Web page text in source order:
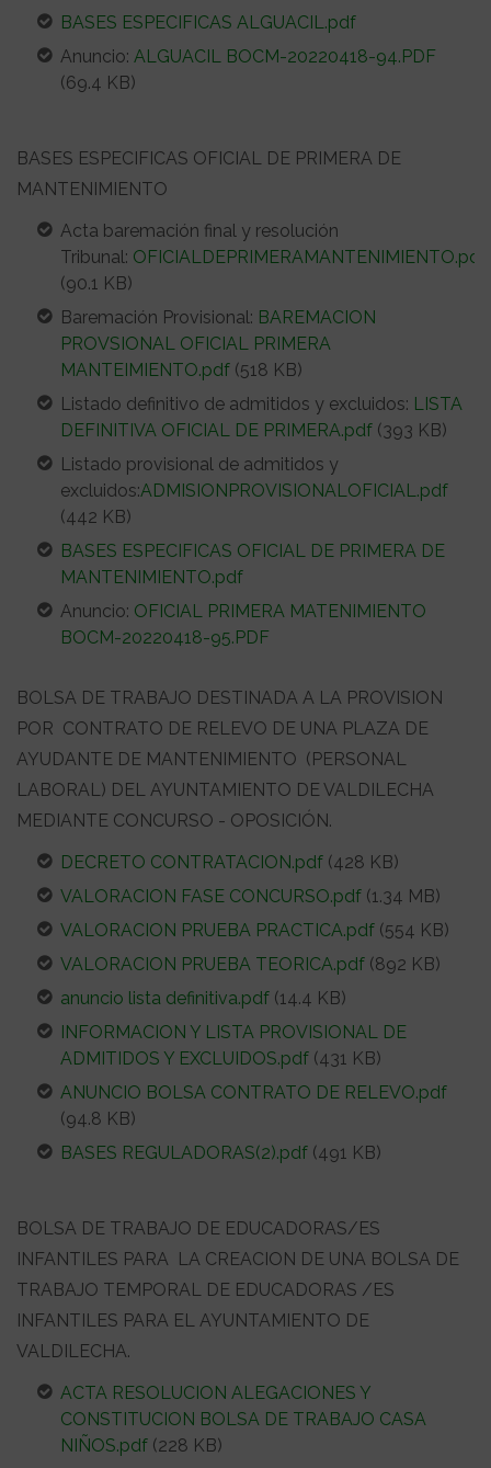
BASES ESPECIFICAS ALGUACIL.pdf
Anuncio: ALGUACIL BOCM-20220418-94.PDF
(69.4 KB)
BASES ESPECIFICAS OFICIAL DE PRIMERA DE
MANTENIMIENTO
Acta baremación final y resolución
Tribunal: OFICIALDEPRIMERAMANTENIMIENTO.pdf
(90.1 KB)
Baremación Provisional: BAREMACION
PROVSIONAL OFICIAL PRIMERA
MANTEIMIENTO.pdf (518 KB)
Listado definitivo de admitidos y excluidos: LISTA
DEFINITIVA OFICIAL DE PRIMERA.pdf (393 KB)
Listado provisional de admitidos y
excluidos:ADMISIONPROVISIONALOFICIAL.pdf
(442 KB)
BASES ESPECIFICAS OFICIAL DE PRIMERA DE
MANTENIMIENTO.pdf
Anuncio: OFICIAL PRIMERA MATENIMIENTO
BOCM-20220418-95.PDF
BOLSA DE TRABAJO DESTINADA A LA PROVISION
POR CONTRATO DE RELEVO DE UNA PLAZA DE
AYUDANTE DE MANTENIMIENTO (PERSONAL
LABORAL) DEL AYUNTAMIENTO DE VALDILECHA
MEDIANTE CONCURSO - OPOSICIÓN.
DECRETO CONTRATACION.pdf (428 KB)
VALORACION FASE CONCURSO.pdf (1.34 MB)
VALORACION PRUEBA PRACTICA.pdf (554 KB)
VALORACION PRUEBA TEORICA.pdf (892 KB)
anuncio lista definitiva.pdf (14.4 KB)
INFORMACION Y LISTA PROVISIONAL DE
ADMITIDOS Y EXCLUIDOS.pdf (431 KB)
ANUNCIO BOLSA CONTRATO DE RELEVO.pdf
(94.8 KB)
BASES REGULADORAS(2).pdf (491 KB)
BOLSA DE TRABAJO DE EDUCADORAS/ES
INFANTILES PARA LA CREACION DE UNA BOLSA DE
TRABAJO TEMPORAL DE EDUCADORAS /ES
INFANTILES PARA EL AYUNTAMIENTO DE
VALDILECHA.
ACTA RESOLUCION ALEGACIONES Y
CONSTITUCION BOLSA DE TRABAJO CASA
NIÑOS.pdf (228 KB)